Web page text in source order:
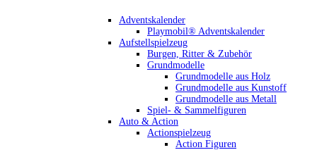
Adventskalender
Playmobil® Adventskalender
Aufstellspielzeug
Burgen, Ritter & Zubehör
Grundmodelle
Grundmodelle aus Holz
Grundmodelle aus Kunstoff
Grundmodelle aus Metall
Spiel- & Sammelfiguren
Auto & Action
Actionspielzeug
Action Figuren